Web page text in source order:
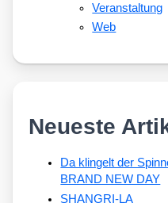
Veranstaltung
Web
Neueste
Da klingelt der
BRAND NEW DAY
SHANGRI-LA